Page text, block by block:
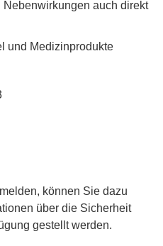
auch direkt
und Medizinprodukte
können Sie dazu
über die Sicherheit
gestellt werden.